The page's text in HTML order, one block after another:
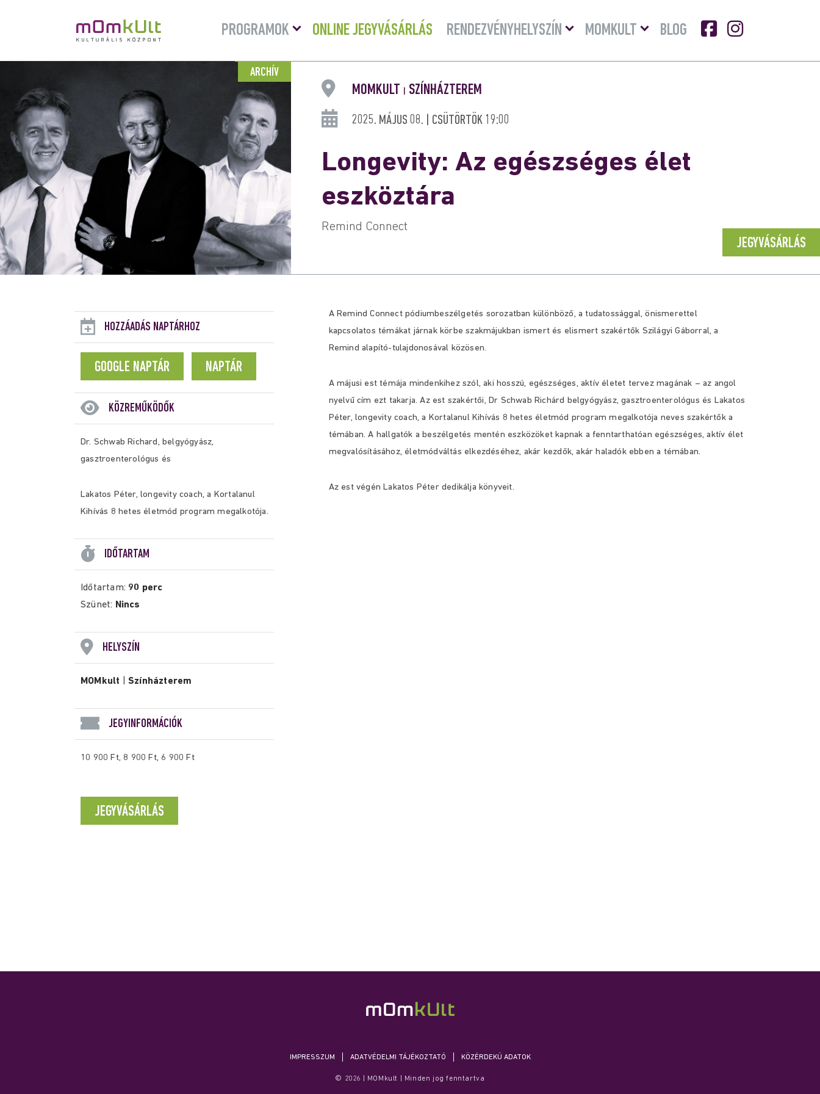
PROGRAMOK
Menü
lenyitása
ONLINE JEGYVÁSÁRLÁS RENDEZVÉNYHELYSZÍN
Menü
lenyitásaMOMKULT
Menü
lenyitása
BLOG
ARCHÍV
MOMKULT SZÍNHÁZTEREM
2025. MÁJUS 08. | CSÜTÖRTÖK 19:00
Longevity: Az egészséges élet
eszköztára
Remind Connect
JEGYVÁSÁRLÁS
HOZZÁADÁS NAPTÁRHOZ
GOOGLE NAPTÁR NAPTÁR
KÖZREMŰKÖDŐK
Dr. Schwab Richard, belgyógyász,
gasztroenterológus és
Lakatos Péter, longevity coach, a Kortalanul
Kihívás 8 hetes életmód program megalkotója.
IDŐTARTAM
Időtartam: 90 perc
Szünet: Nincs
HELYSZÍN
MOMkult |Színházterem
JEGYINFORMÁCIÓK
10 900 Ft, 8 900 Ft, 6 900 Ft
JEGYVÁSÁRLÁS
A Remind Connect pódiumbeszélgetés sorozatban különböző, a tudatossággal, önismerettel
kapcsolatos témákat járnak körbe szakmájukban ismert és elismert szakértők Szilágyi Gáborral, a
Remind alapító-tulajdonosával közösen.
A májusi est témája mindenkihez szól, aki hosszú, egészséges, aktív életet tervez magának – az angol
nyelvű cím ezt takarja. Az est szakértői, Dr Schwab Richárd belgyógyász, gasztroenterológus és Lakatos
Péter, longevity coach, a Kortalanul Kihívás 8 hetes életmód program megalkotója neves szakértők a
témában. A hallgatók a beszélgetés mentén eszközöket kapnak a fenntarthatóan egészséges, aktív élet
megvalósításához, életmódváltás elkezdéséhez, akár kezdők, akár haladók ebben a témában.
Az est végén Lakatos Péter dedikálja könyveit.
IMPRESSZUM ADATVÉDELMI TÁJÉKOZTATÓ KÖZÉRDEKŰ ADATOK
© 2026 | MOMkult | Minden jog fenntartva